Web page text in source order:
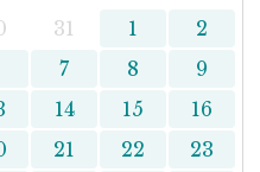
31 1
2
7 8
9
14 15
16
21 22
23